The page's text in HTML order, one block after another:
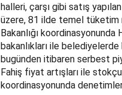
halleri, çarşı gibi satış
üzere, 81 ilde temel tüketim
Bakanlığı
bakanlıkları ile
bugünden itibaren serbest
Fahiş fiyat artışları ile
koordinasyonunda